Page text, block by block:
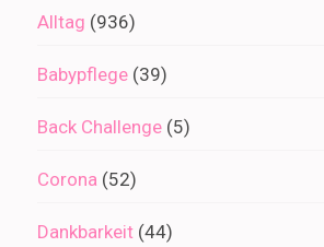
Alltag (936)
Babypflege (39)
Back Challenge (5)
Corona (52)
Dankbarkeit (44)